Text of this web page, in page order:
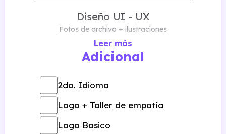
Diseño UI - UX
Fotos de archivo + ilustraciones
100 % amigable
Panel de administración
Wordpress
Leer más
Adicional
2do. Idioma
Logo + Taller de empatía
Logo Basico